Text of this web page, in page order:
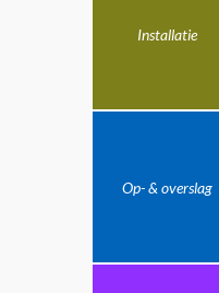
Installatie
Op- & overslag